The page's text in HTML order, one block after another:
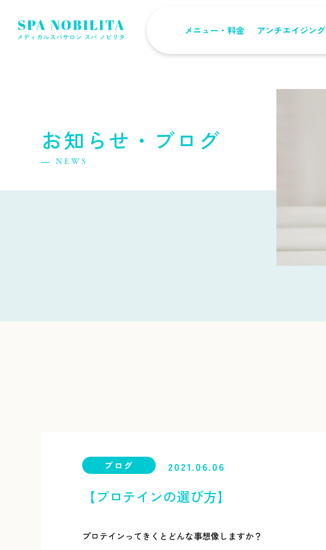
メニュー・料金 アンチエイジング
お知らせ・ブログ
NEWS
ブログ 2021.06.06
【プロテインの選び方】
プロテインってきくとどんな事想像しますか？